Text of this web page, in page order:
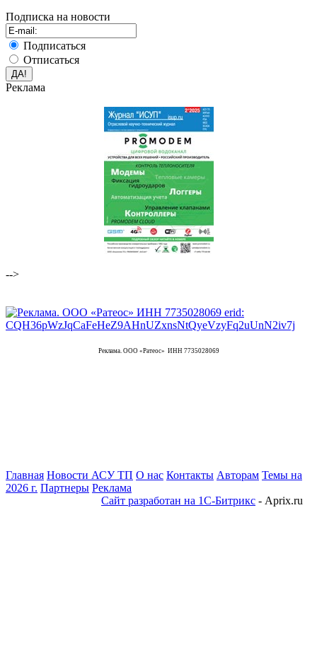
Подписка на новости
Подписаться
Отписаться
Реклама
-->
Реклама. ООО «Ратеос» ИНН 7735028069
Главная Новости АСУ ТП О нас Контакты Авторам Темы на
2026 г. Партнеры Реклама
Сайт разработан на 1С-Битрикс - Aprix.ru